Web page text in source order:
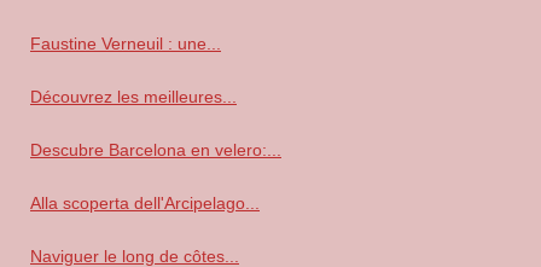
Faustine Verneuil : une...
Découvrez les meilleures...
Descubre Barcelona en velero:...
Alla scoperta dell'Arcipelago...
Naviguer le long de côtes...